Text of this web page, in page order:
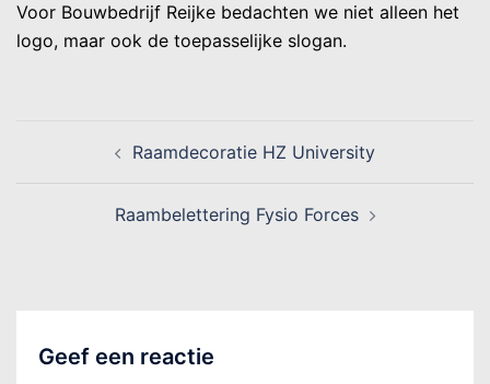
Voor Bouwbedrijf Reijke bedachten we niet alleen het
logo, maar ook de toepasselijke slogan.
Raamdecoratie HZ University
Raambelettering Fysio Forces
Geef een reactie